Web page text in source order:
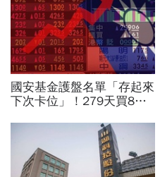
國安基金護盤名單「存起來
下次卡位」！279天買8檔
電...唯一金融股是它